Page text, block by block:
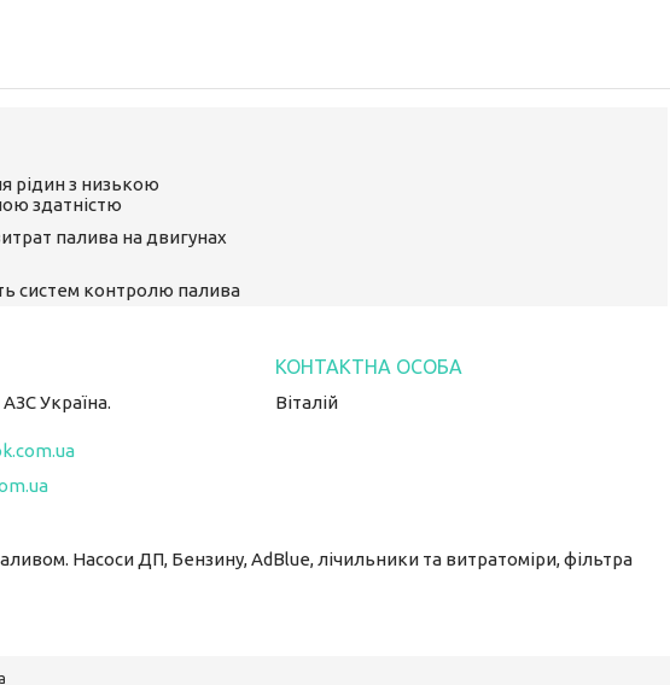
рідин з низькою
здатністю
палива на двигунах
систем контролю палива
Україна. Віталій
Насоси ДП, Бензину, AdBlue, лічильники та витратоміри, фільтра